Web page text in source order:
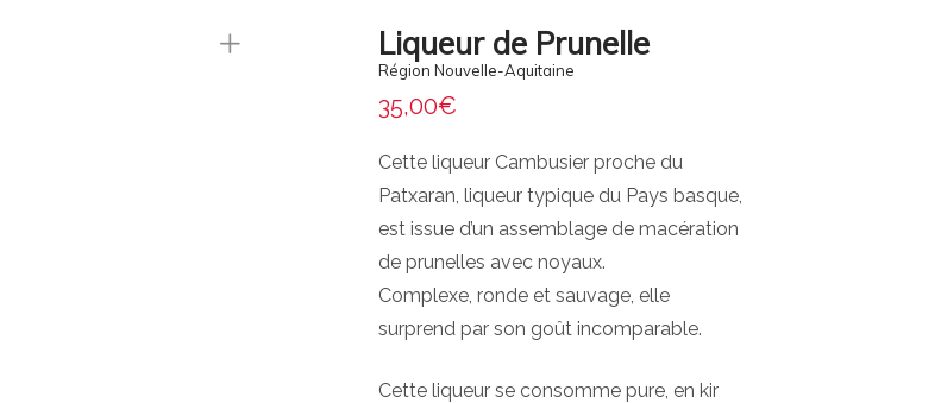
Liqueur de Prunelle
Région Nouvelle-Aquitaine
35,00€
Cette liqueur Cambusier proche du
Patxaran, liqueur typique du Pays basque,
est issue d’un assemblage de macération
de prunelles avec noyaux.
Complexe, ronde et sauvage, elle
surprend par son goût incomparable.
Cette liqueur se consomme pure, en kir